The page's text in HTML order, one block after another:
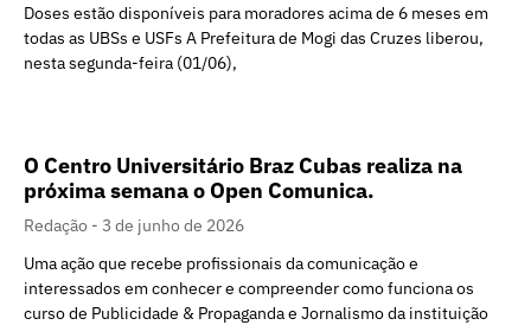
Doses estão disponíveis para moradores acima de 6 meses em
todas as UBSs e USFs A Prefeitura de Mogi das Cruzes liberou,
nesta segunda-feira (01/06),
O Centro Universitário Braz Cubas realiza na
próxima semana o Open Comunica.
Redação
3 de junho de 2026
Uma ação que recebe profissionais da comunicação e
interessados em conhecer e compreender como funciona os
curso de Publicidade & Propaganda e Jornalismo da instituição